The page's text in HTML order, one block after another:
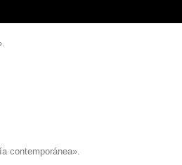
contemporánea».